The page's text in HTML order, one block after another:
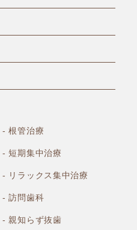
- 根管治療
- 短期集中治療
- リラックス集中治療
- 訪問歯科
- 親知らず抜歯